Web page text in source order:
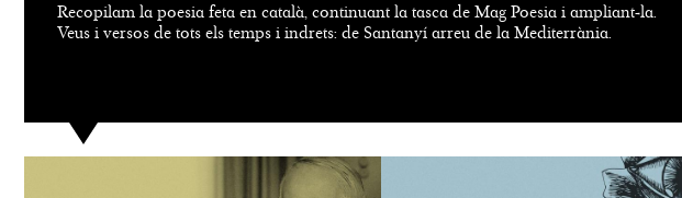
Recopilam la poesia feta en català, continuant la tasca de Mag Poesia i ampliant-la.
Veus i versos de tots els temps i indrets: de Santanyí arreu de la Mediterrània.